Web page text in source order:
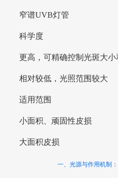
窄谱UVB灯管
科学度
更高，可精确控制光斑大小
相对较低，光照范围较大
适用范围
小面积、顽固性皮损
大面积皮损
一、光源与作用机制